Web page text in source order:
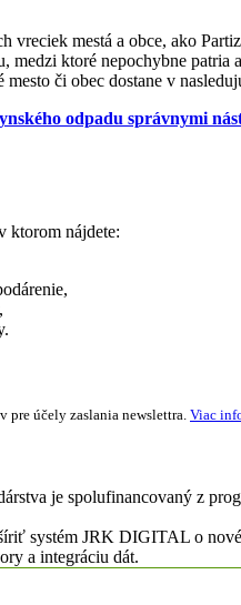
mestá a obce, ako
medzi ktoré nepochybne
mesto či obec dostane v
odpadu správnymi
ktorom nájdete:
pre účely zaslania newslettra.Viac
je spolufinancovaný z
systém JRK DIGITAL o
a integráciu dát.